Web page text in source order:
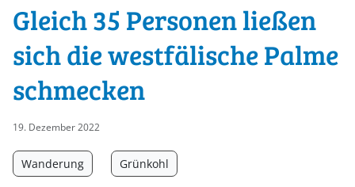
Gleich 35 Personen ließen
sich die westfälische Palme
schmecken
19. Dezember 2022
Wanderung Grünkohl